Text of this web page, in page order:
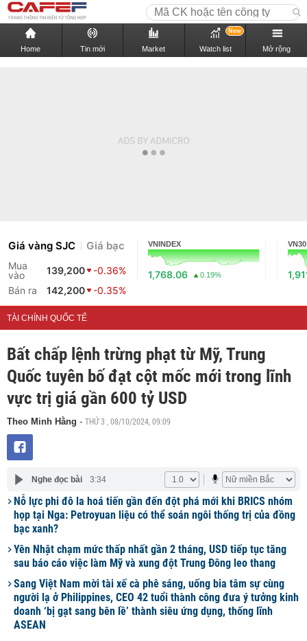
Home Tin mới Market Watch list
New
Mở rộng
Giá vàng SJC Giá bạc
Mua
vào
139,200
-0.36%
Bán ra
142,200 -0.35%
VNINDEX
1,768.06 0.19%
VN30
TÀI CHÍNH QUỐC TẾ
Bất chấp lệnh trừng phạt từ Mỹ, Trung
Quốc tuyên bố đạt cột mốc mới trong lĩnh
vực trị giá gần 600 tỷ USD
Theo Minh Hằng - THỨ 3 , 08/10/2024, 09:09
Nghe đọc bài 3:34
Nỗ lực phi đô la hoá tiến gần đến đột phá mới khi BRICS nhóm
họp tại Nga: Petroyuan liệu có thể soán ngôi thống trị của đồng
bạc xanh?
Yên Nhật chạm mức thấp nhất gần 2 tháng, USD tiếp tục tăng
sau báo cáo việc làm Mỹ và xung đột Trung Đông leo thang
Sang Việt Nam mời tài xế cà phê sáng, uống bia tâm sự cùng
người lạ ở Philippines, CEO 42 tuổi thành công đưa ý tưởng kinh
doanh ‘bị gạt sang bên lề’ thành siêu ứng dụng, thống lĩnh
ASEAN